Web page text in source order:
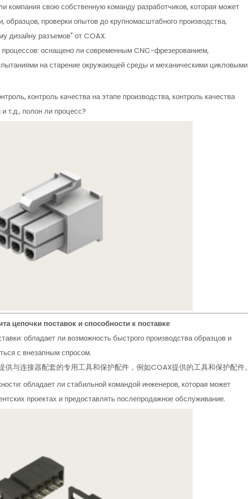
компания свою собственную команду разработчиков, которая может
образцов, проверки опытов до крупномасштабного производства,
дизайну разъемов" от COAX.
оснащено ли современным CNC-фрезерованием,
на старение окружающей среды и механическими цикловыми
контроль качества на этапе производства, контроль качества
и т.д., полон ли процесс?
цепочки поставок и способности к поставке
обладает ли возможность быстрого производства образцов и
с внезапным спросом.
供与连接器配套的专用工具和保护配件，例如COAX提供的工具和保护配件。
обладает ли стабильной командой инженеров, которая может
проектах и предоставлять послепродажное обслуживание.